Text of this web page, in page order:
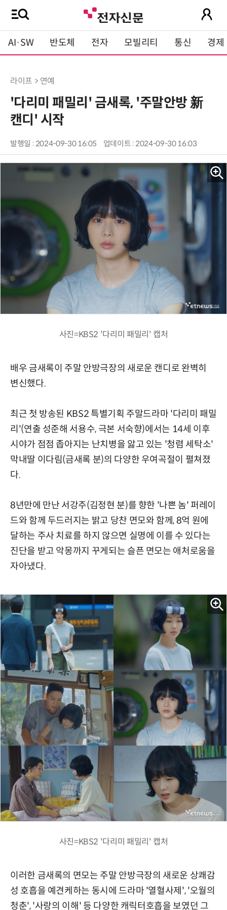
AI·SW 반도체 전자 모빌리티 통신 경제
라이프 > 연예
'다리미 패밀리' 금새록, '주말안방 新
캔디' 시작
발행일 : 2024-09-30 16:05 업데이트 : 2024-09-30 16:03
사진=KBS2 '다리미 패밀리' 캡처
배우 금새록이 주말 안방극장의 새로운 캔디로 완벽히
변신했다.
최근 첫 방송된 KBS2 특별기획 주말드라마 '다리미 패밀
리'(연출 성준해 서용수, 극본 서숙향)에서는 14세 이후
시야가 점점 좁아지는 난치병을 앓고 있는 '청렴 세탁소'
막내딸 이다림(금새록 분)의 다양한 우여곡절이 펼쳐졌
다.
8년만에 만난 서강주(김정현 분)를 향한 '나쁜 놈' 퍼레이
드와 함께 두드러지는 밝고 당찬 면모와 함께, 8억 원에
달하는 주사 치료를 하지 않으면 실명에 이를 수 있다는
진단을 받고 악몽까지 꾸게되는 슬픈 면모는 애처로움을
자아냈다.
사진=KBS2 '다리미 패밀리' 캡처
이러한 금새록의 면모는 주말 안방극장의 새로운 상쾌감
성 호흡을 예견케하는 동시에 드라마 '열혈사제', '오월의
청춘', '사랑의 이해' 등 다양한 캐릭터호흡을 보였던 그